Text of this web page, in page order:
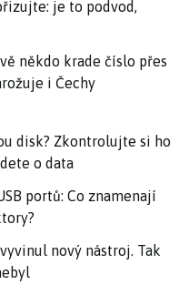
je to podvod,
někdo krade číslo přes
i Čechy
disk? Zkontrolujte si ho
o data
portů: Co znamenají
nový nástroj. Tak